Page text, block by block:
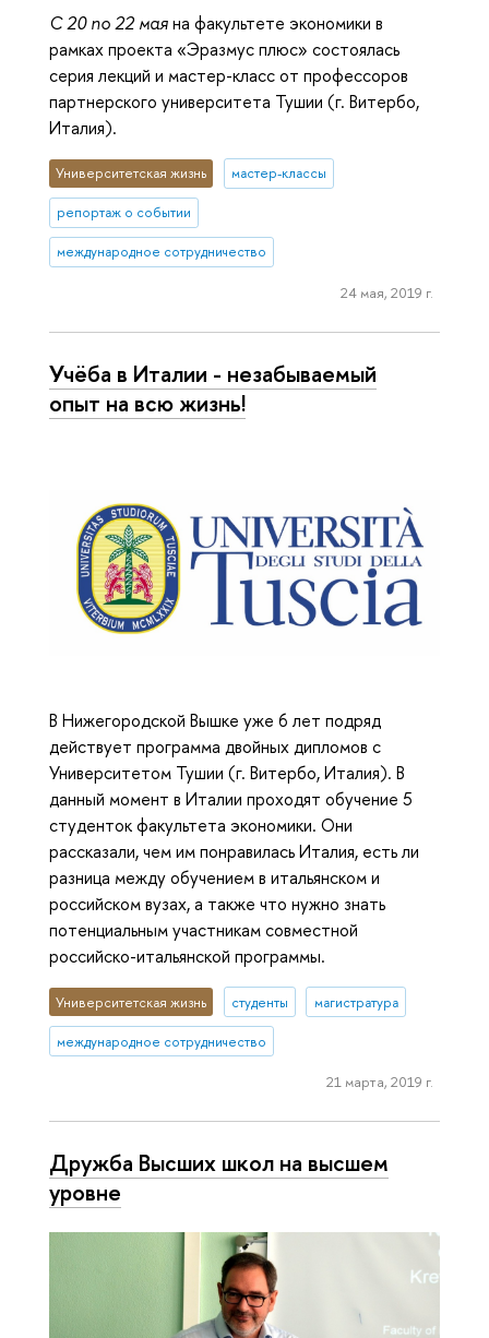
С 20 по 22 маяна факультете экономики в
рамках проекта «Эразмус плюс» состоялась
серия лекций и мастер-класс от профессоров
партнерского университета Тушии (г. Витербо,
Италия).
Университетская жизнь мастер-классы
репортаж о событии
международное сотрудничество
24 мая, 2019 г.
Учёба в Италии - незабываемый
опыт на всю жизнь!
В Нижегородской Вышке уже 6 лет подряд
действует программа двойных дипломов с
Университетом Тушии (г. Витербо, Италия). В
данный момент в Италии проходят обучение 5
студенток факультета экономики. Они
рассказали, чем им понравилась Италия, есть ли
разница между обучением в итальянском и
российском вузах, а также что нужно знать
потенциальным участникам совместной
российско-итальянской программы.
Университетская жизнь студенты магистратура
международное сотрудничество
21 марта, 2019 г.
Дружба Высших школ на высшем
уровне